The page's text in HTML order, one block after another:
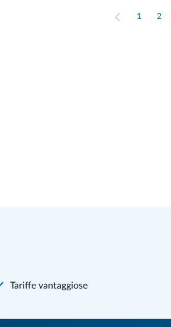
1 2
Tariffe vantaggiose